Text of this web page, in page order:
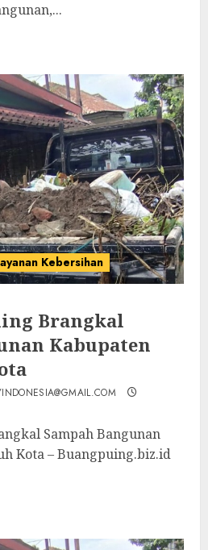
Kebersihan
Brangkal
Kabupaten
Sampah Bangunan
Kota – Buangpuing.biz.id